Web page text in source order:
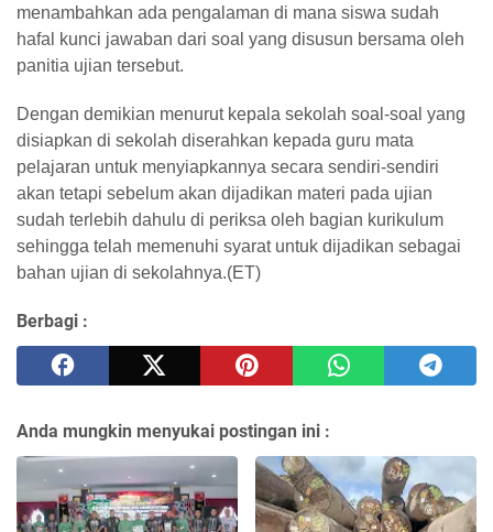
menambahkan ada pengalaman di mana siswa sudah
hafal kunci jawaban dari soal yang disusun bersama oleh
panitia ujian tersebut.
Dengan demikian menurut kepala sekolah soal-soal yang
disiapkan di sekolah diserahkan kepada guru mata
pelajaran untuk menyiapkannya secara sendiri-sendiri
akan tetapi sebelum akan dijadikan materi pada ujian
sudah terlebih dahulu di periksa oleh bagian kurikulum
sehingga telah memenuhi syarat untuk dijadikan sebagai
bahan ujian di sekolahnya.(ET)
Berbagi :
Anda mungkin menyukai postingan ini :